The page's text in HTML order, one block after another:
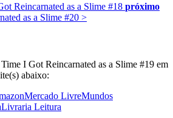
Reincarnated as a Slime #18 próximo
as a Slime #20 >
I Got Reincarnated as a Slime #19 em
abaixo:
Mercado LivreMundos
Livraria Leitura